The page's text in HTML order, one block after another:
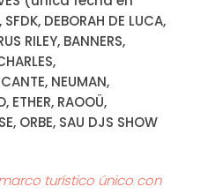
DEBORAH DE LUCA,
RILEY, BANNERS,
NEUMAN,
ETHER, RAOOÜ,
ORBE, SAU DJS SHOW
turístico único con